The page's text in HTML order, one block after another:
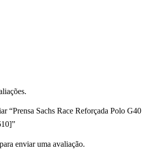
“Prensa Sachs Race Reforçada Polo G40
para enviar uma avaliação.